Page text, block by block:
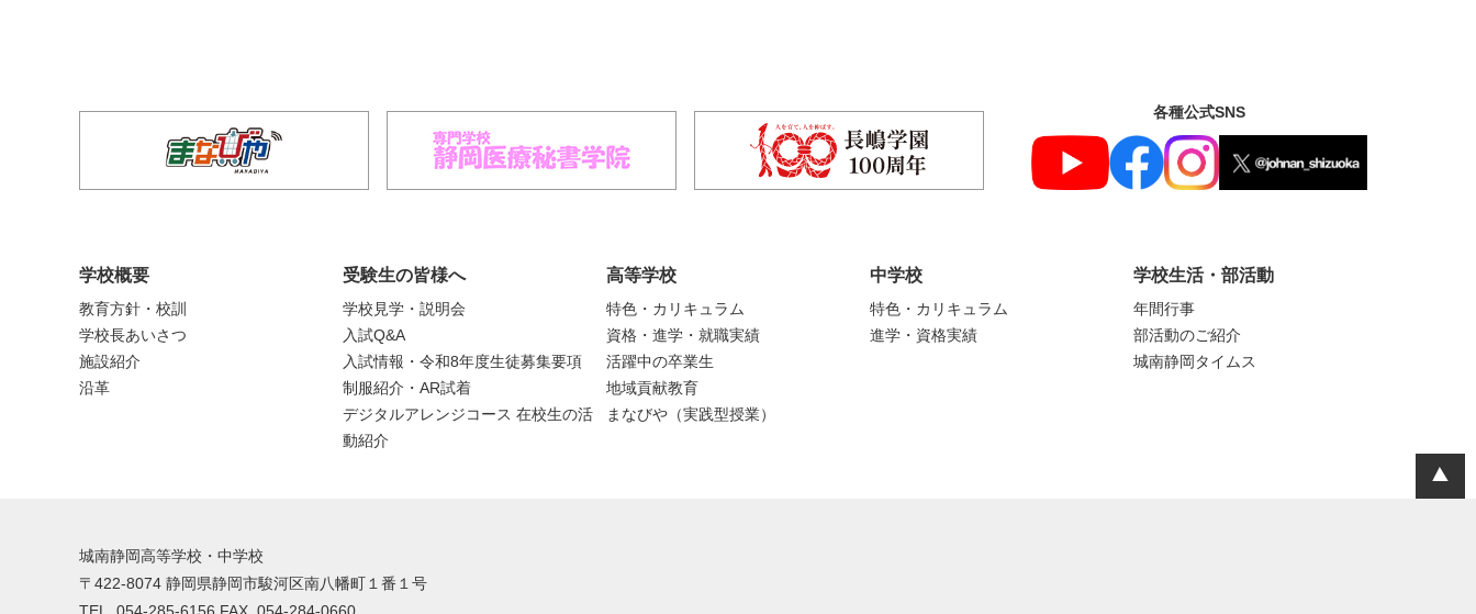
各種公式SNS
学校概要
教育方針・校訓
学校長あいさつ
施設紹介
沿革
受験生の皆様へ
学校見学・説明会
入試Q&A
入試情報・令和8年度生徒募集要項
制服紹介・AR試着
デジタルアレンジコース 在校生の活
動紹介
高等学校
特色・カリキュラム
資格・進学・就職実績
活躍中の卒業生
地域貢献教育
まなびや（実践型授業）
中学校
特色・カリキュラム
進学・資格実績
学校生活・部活動
年間行事
部活動のご紹介
城南静岡タイムス
城南静岡高等学校・中学校
〒422-8074 静岡県静岡市駿河区南八幡町１番１号
TEL. 054-285-6156 FAX. 054-284-0660